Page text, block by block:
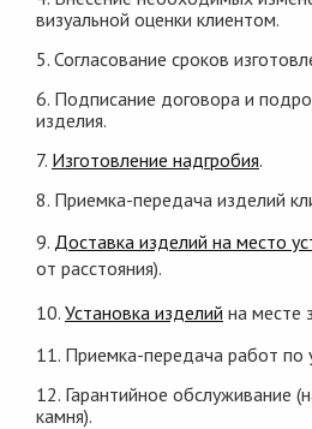
визуальной оценки клиентом.
5. Согласование сроков
6. Подписание договора и
изделия.
7. Изготовление надгробия.
8. Приемка-передача изделий
9. Доставка изделий на место
от расстояния).
10. Установка изделий на месте
11. Приемка-передача работ по
12. Гарантийное обслуживание
камня).